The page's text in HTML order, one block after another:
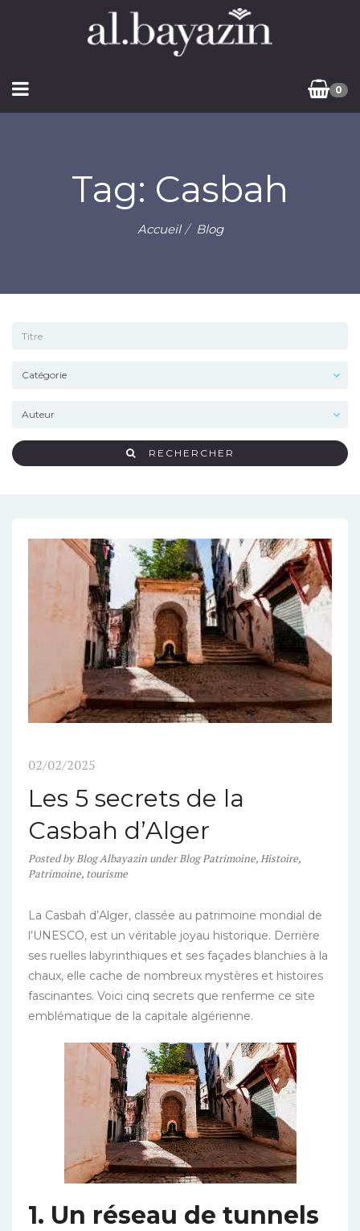
0
Tag: Casbah
Accueil Blog
RECHERCHER
02/02/2025
Les 5 secrets de la
Casbah d’Alger
PostedbyBlog Albayazin underBlog Patrimoine,Histoire,
Patrimoine, tourisme
La Casbah d’Alger, classée au patrimoine mondial de
l’UNESCO, est un véritable joyau historique. Derrière
ses ruelles labyrinthiques et ses façades blanchies à la
chaux, elle cache de nombreux mystères et histoires
fascinantes. Voici cinq secrets que renferme ce site
emblématique de la capitale algérienne.
1. Un réseau de tunnels